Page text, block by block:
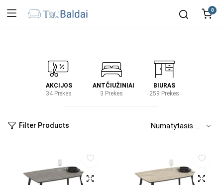
0
AKCIJOS
34 Prekes
ANTČIUŽINIAI
3 Prekes
BIURAS
259 Prekes
Filter Products